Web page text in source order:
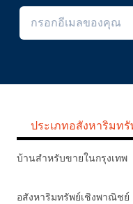
ประเภทอสังหาริมท
บ้านสำหรับขายในกรุงเทพ
อสังหาริมทรัพย์เชิงพาณิชย์